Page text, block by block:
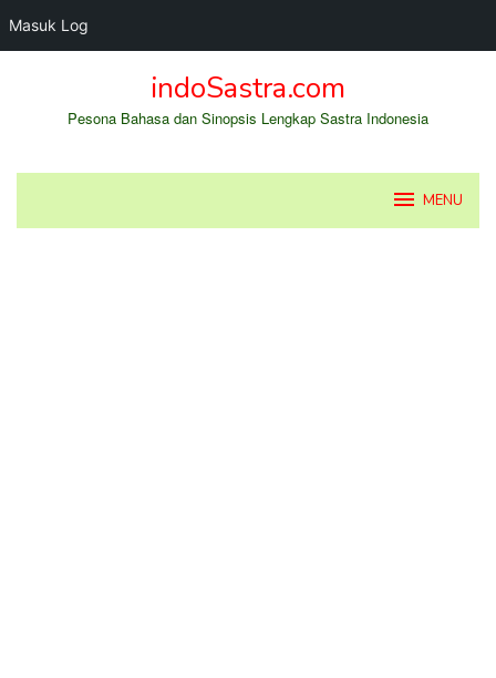
Masuk Log
indoSastra.com
Pesona Bahasa dan Sinopsis Lengkap Sastra Indonesia
MENU